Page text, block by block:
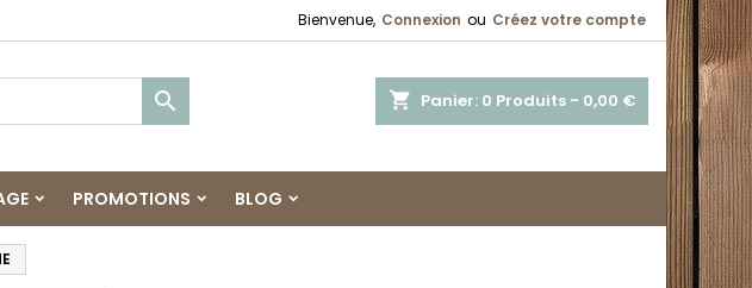
Bienvenue, Connexion ou Créez votre compte
shopping_cart Panier: 0 Produits - 0,00 €

PROMOTIONS BLOG